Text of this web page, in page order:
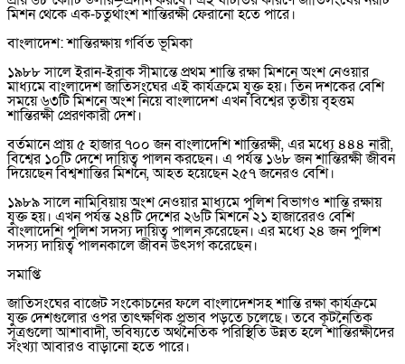
মিশন থেকে এক-চতুর্থাংশ শান্তিরক্ষী ফেরানো হতে পারে।
বাংলাদেশ: শান্তিরক্ষায় গর্বিত ভূমিকা
১৯৮৮ সালে ইরান-ইরাক সীমান্তে প্রথম শান্তি রক্ষা মিশনে অংশ নেওয়ার
মাধ্যমে বাংলাদেশ জাতিসংঘের এই কার্যক্রমে যুক্ত হয়। তিন দশকের বেশি
সময়ে ৬৩টি মিশনে অংশ নিয়ে বাংলাদেশ এখন বিশ্বের তৃতীয় বৃহত্তম
শান্তিরক্ষী প্রেরণকারী দেশ।
বর্তমানে প্রায় ৫ হাজার ৭০০ জন বাংলাদেশি শান্তিরক্ষী, এর মধ্যে ৪৪৪ নারী,
বিশ্বের ১০টি দেশে দায়িত্ব পালন করছেন। এ পর্যন্ত ১৬৮ জন শান্তিরক্ষী জীবন
দিয়েছেন বিশ্বশান্তির মিশনে, আহত হয়েছেন ২৫৭ জনেরও বেশি।
১৯৮৯ সালে নামিবিয়ায় অংশ নেওয়ার মাধ্যমে পুলিশ বিভাগও শান্তি রক্ষায়
যুক্ত হয়। এখন পর্যন্ত ২৪টি দেশের ২৬টি মিশনে ২১ হাজারেরও বেশি
বাংলাদেশি পুলিশ সদস্য দায়িত্ব পালন করেছেন। এর মধ্যে ২৪ জন পুলিশ
সদস্য দায়িত্ব পালনকালে জীবন উৎসর্গ করেছেন।
সমাপ্তি
জাতিসংঘের বাজেট সংকোচনের ফলে বাংলাদেশসহ শান্তি রক্ষা কার্যক্রমে
যুক্ত দেশগুলোর ওপর তাৎক্ষণিক প্রভাব পড়তে চলেছে। তবে কূটনৈতিক
সূত্রগুলো আশাবাদী, ভবিষ্যতে অর্থনৈতিক পরিস্থিতি উন্নত হলে শান্তিরক্ষীদের
সংখ্যা আবারও বাড়ানো হতে পারে।